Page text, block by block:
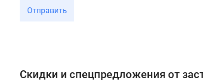
Отправить
Скидки и спецпредложения от